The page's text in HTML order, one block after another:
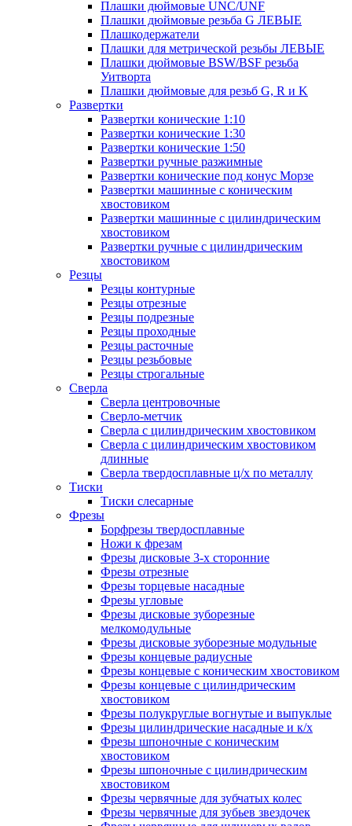
Плашки дюймовые UNC/UNF
Плашки дюймовые резьба G ЛЕВЫЕ
Плашкодержатели
Плашки для метрической резьбы ЛЕВЫЕ
Плашки дюймовые BSW/BSF резьба
Уитворта
Плашки дюймовые для резьб G, R и K
Развертки
Развертки конические 1:10
Развертки конические 1:30
Развертки конические 1:50
Развертки ручные разжимные
Развертки конические под конус Морзе
Развертки машинные с коническим
хвостовиком
Развертки машинные с цилиндрическим
хвостовиком
Развертки ручные с цилиндрическим
хвостовиком
Резцы
Резцы контурные
Резцы отрезные
Резцы подрезные
Резцы проходные
Резцы расточные
Резцы резьбовые
Резцы строгальные
Сверла
Сверла центровочные
Сверло-метчик
Сверла с цилиндрическим хвостовиком
Сверла с цилиндрическим хвостовиком
длинные
Сверла твердосплавные ц/х по металлу
Тиски
Тиски слесарные
Фрезы
Борфрезы твердосплавные
Ножи к фрезам
Фрезы дисковые 3-х сторонние
Фрезы отрезные
Фрезы торцевые насадные
Фрезы угловые
Фрезы дисковые зуборезные
мелкомодульные
Фрезы дисковые зуборезные модульные
Фрезы концевые радиусные
Фрезы концевые с коническим хвостовиком
Фрезы концевые с цилиндрическим
хвостовиком
Фрезы полукруглые вогнутые и выпуклые
Фрезы цилиндрические насадные и к/х
Фрезы шпоночные с коническим
хвостовиком
Фрезы шпоночные с цилиндрическим
хвостовиком
Фрезы червячные для зубчатых колес
Фрезы червячные для зубьев звездочек